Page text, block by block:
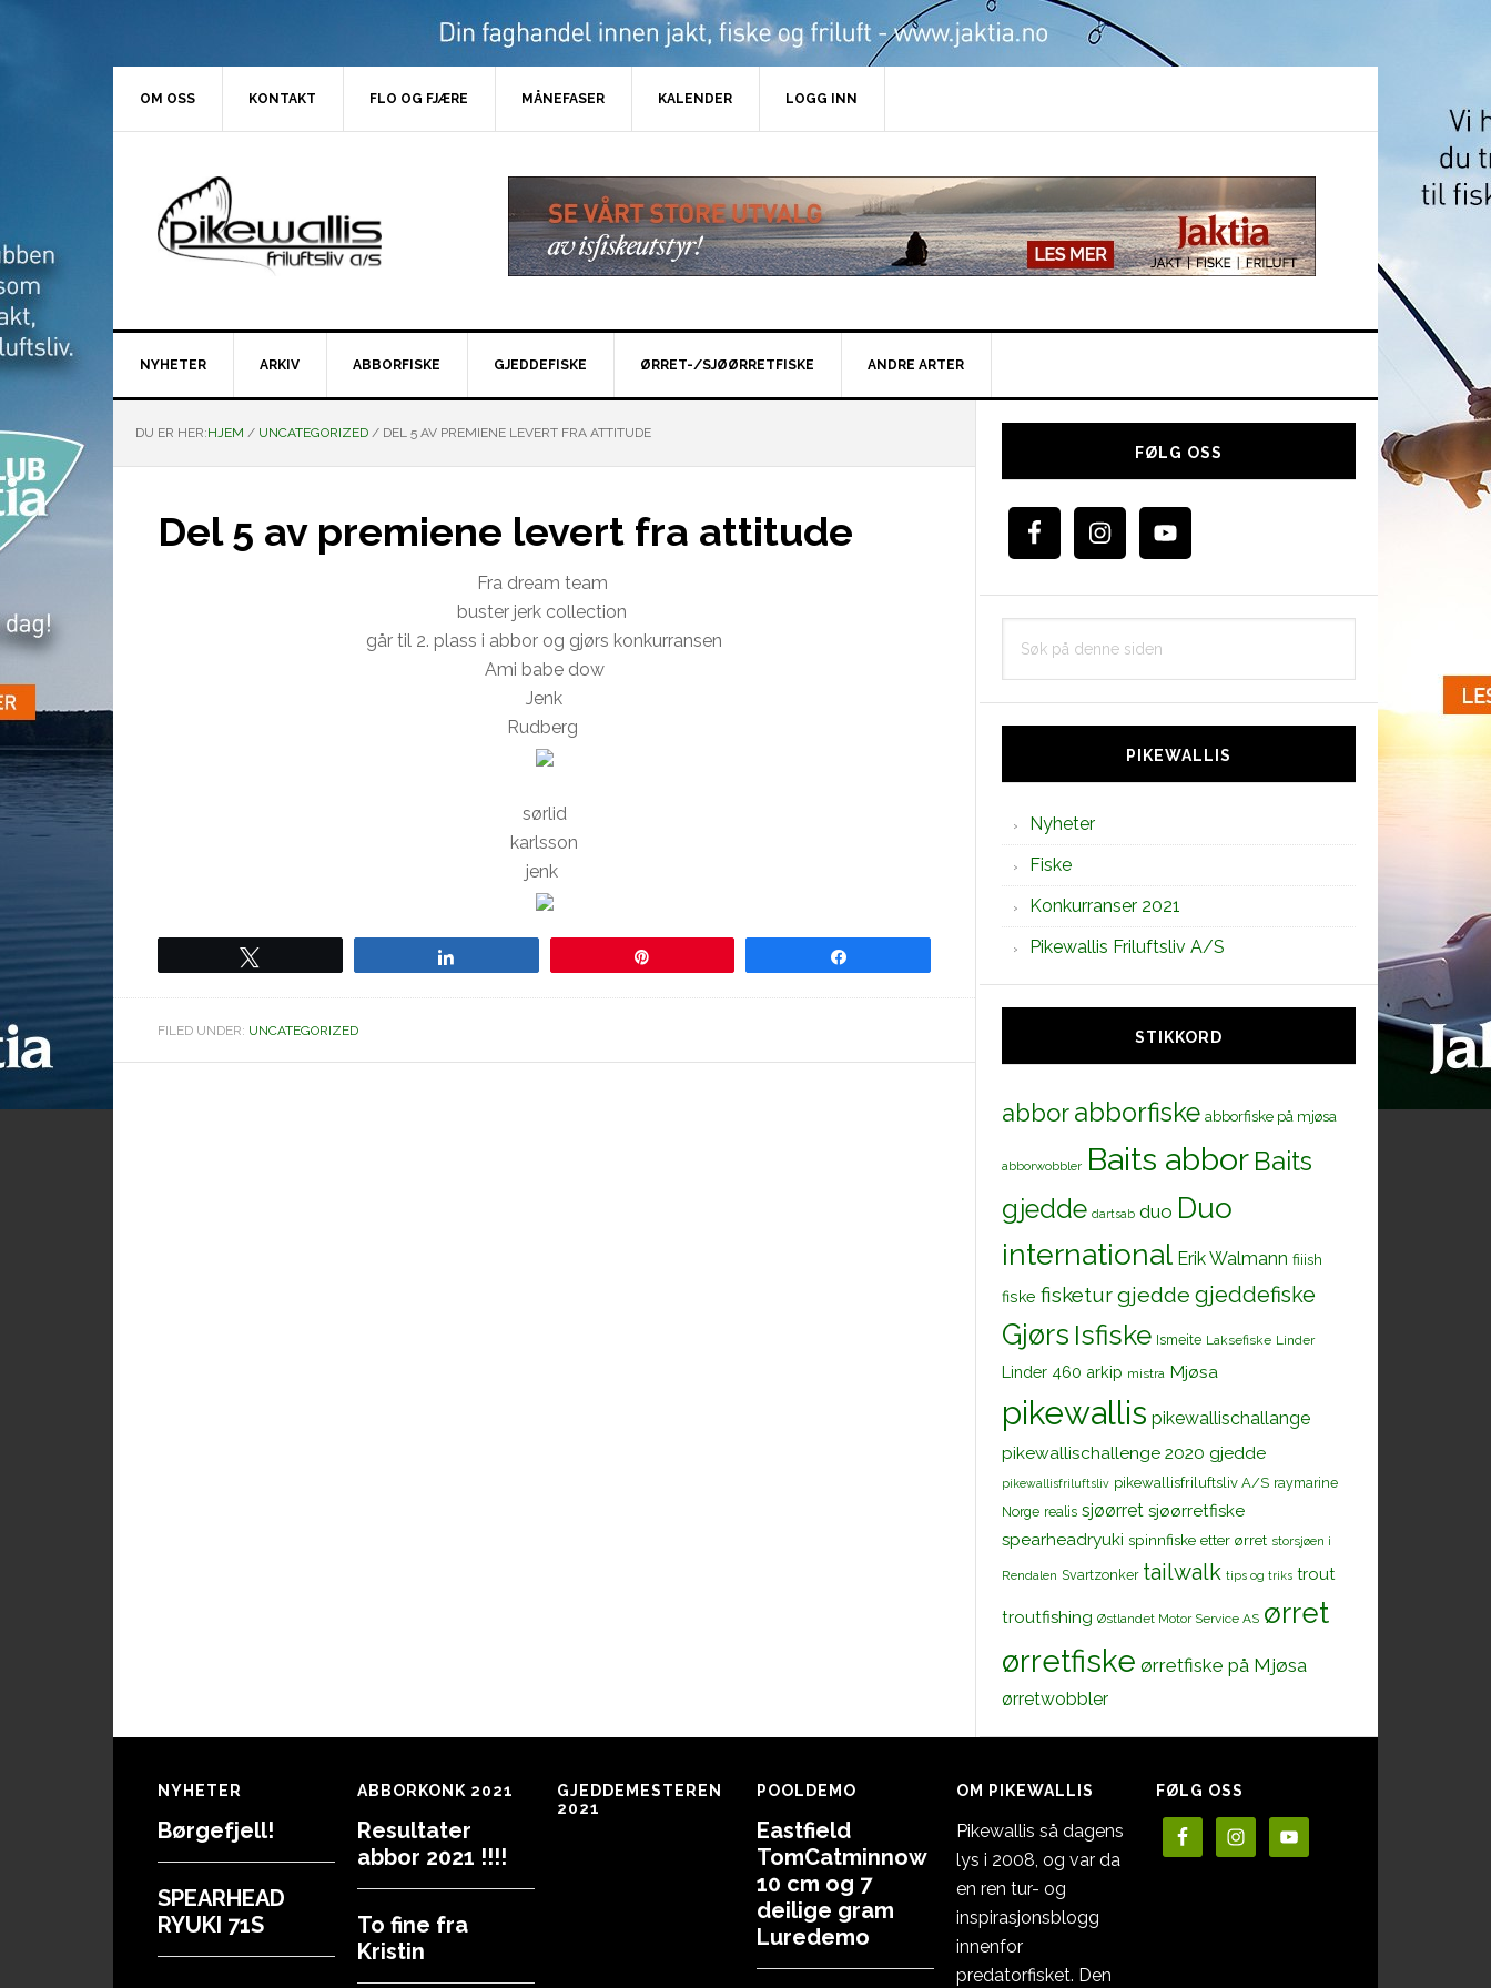
OM OSS KONTAKT FLO OG FJÆRE MÅNEFASER KALENDER LOGG INN
NYHETER ARKIV ABBORFISKE GJEDDEFISKE ØRRET-/SJØØRRETFISKE ANDRE ARTER
DU ER HER:HJEM / UNCATEGORIZED / DEL 5 AV PREMIENE LEVERT FRA ATTITUDE
Del 5 av premiene levert fra attitude
Fra dream team
buster jerk collection
går til 2. plass i abbor og gjørs konkurransen
Ami babe dow
Jenk
Rudberg
sørlid
karlsson
jenk
FILED UNDER: UNCATEGORIZED
Hoved
FØLG OSS
PIKEWALLIS
Nyheter
Fiske
Konkurranser 2021
Pikewallis Friluftsliv A/S
STIKKORD
abborabborfiske abborfiske på mjøsa
abborwobbler Baits abbor Baits
gjedde dartsab duo Duo
international Erik Walmann fiiish
fiske fisketurgjedde gjeddefiske
Gjørs Isfiske Ismeite Laksefiske Linder
Linder 460 arkip mistra Mjøsa
pikewallis pikewallischallange
pikewallischallenge 2020 gjedde
pikewallisfriluftsliv pikewallisfriluftsliv A/S raymarine
Norge realis sjøørret sjøørretfiske
spearheadryuki spinnfiske etter ørret storsjøen i
Rendalen Svartzonker tailwalk tips og triks trout
troutfishing Østlandet Motor Service AS ørret
ørretfiske ørretfiske på Mjøsa
ørretwobbler
Footer
NYHETER
Børgefjell!
SPEARHEAD
RYUKI 71S
ABBORKONK 2021
Resultater
abbor 2021 !!!!
To fine fra
Kristin
GJEDDEMESTEREN
2021
POOLDEMO
Eastfield
TomCatminnow
10 cm og 7
deilige gram
Luredemo
OM PIKEWALLIS
Pikewallis så dagens
lys i 2008, og var da
en ren tur- og
inspirasjonsblogg
innenfor
predatorfisket. Den
FØLG OSS